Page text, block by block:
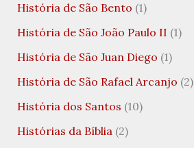
História de São Bento (1)
História de São João Paulo II (1)
História de São Juan Diego (1)
História de São Rafael Arcanjo (2)
História dos Santos (10)
Histórias da Bíblia(2)